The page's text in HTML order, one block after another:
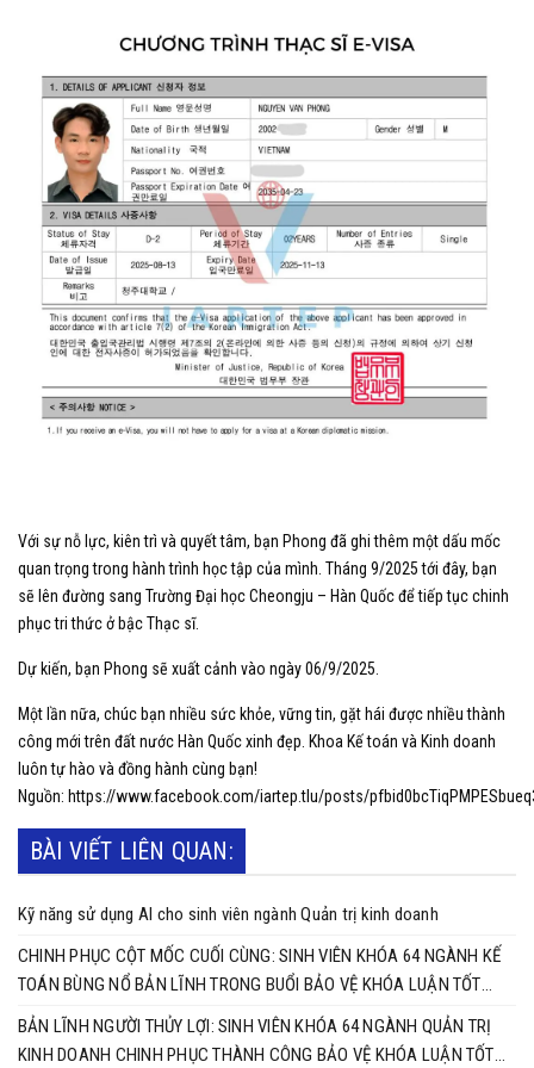
Với sự nỗ lực, kiên trì và quyết tâm, bạn Phong đã ghi thêm một dấu mốc
quan trọng trong hành trình học tập của mình. Tháng 9/2025 tới đây, bạn
sẽ lên đường sang Trường Đại học Cheongju – Hàn Quốc để tiếp tục chinh
phục tri thức ở bậc Thạc sĩ.
Dự kiến, bạn Phong sẽ xuất cảnh vào ngày 06/9/2025.
Một lần nữa, chúc bạn nhiều sức khỏe, vững tin, gặt hái được nhiều thành
công mới trên đất nước Hàn Quốc xinh đẹp. Khoa Kế toán và Kinh doanh
luôn tự hào và đồng hành cùng bạn!
Nguồn: https://www.facebook.com/iartep.tlu/posts/
BÀI VIẾT LIÊN QUAN:
Kỹ năng sử dụng AI cho sinh viên ngành Quản trị kinh doanh
CHINH PHỤC CỘT MỐC CUỐI CÙNG: SINH VIÊN KHÓA 64 NGÀNH KẾ
TOÁN BÙNG NỔ BẢN LĨNH TRONG BUỔI BẢO VỆ KHÓA LUẬN TỐT
NGHIỆP
BẢN LĨNH NGƯỜI THỦY LỢI: SINH VIÊN KHÓA 64 NGÀNH QUẢN TRỊ
KINH DOANH CHINH PHỤC THÀNH CÔNG BẢO VỆ KHÓA LUẬN TỐT